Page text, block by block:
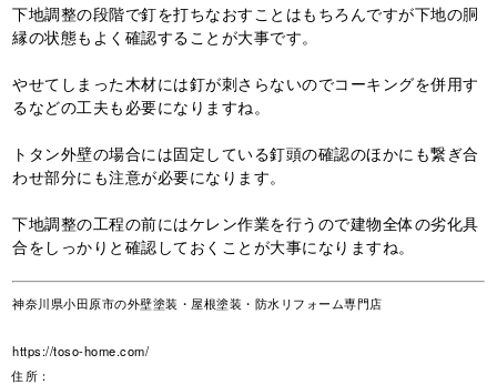
下地調整の段階で釘を打ちなおすことはもちろんですが下地の胴
縁の状態もよく確認することが大事です。
やせてしまった木材には釘が刺さらないのでコーキングを併用す
るなどの工夫も必要になりますね。
トタン外壁の場合には固定している釘頭の確認のほかにも繋ぎ合
わせ部分にも注意が必要になります。
下地調整の工程の前にはケレン作業を行うので建物全体の劣化具
合をしっかりと確認しておくことが大事になりますね。
神奈川県小田原市の外壁塗装・屋根塗装・防水リフォーム専門店
https://toso-home.com/
住所：